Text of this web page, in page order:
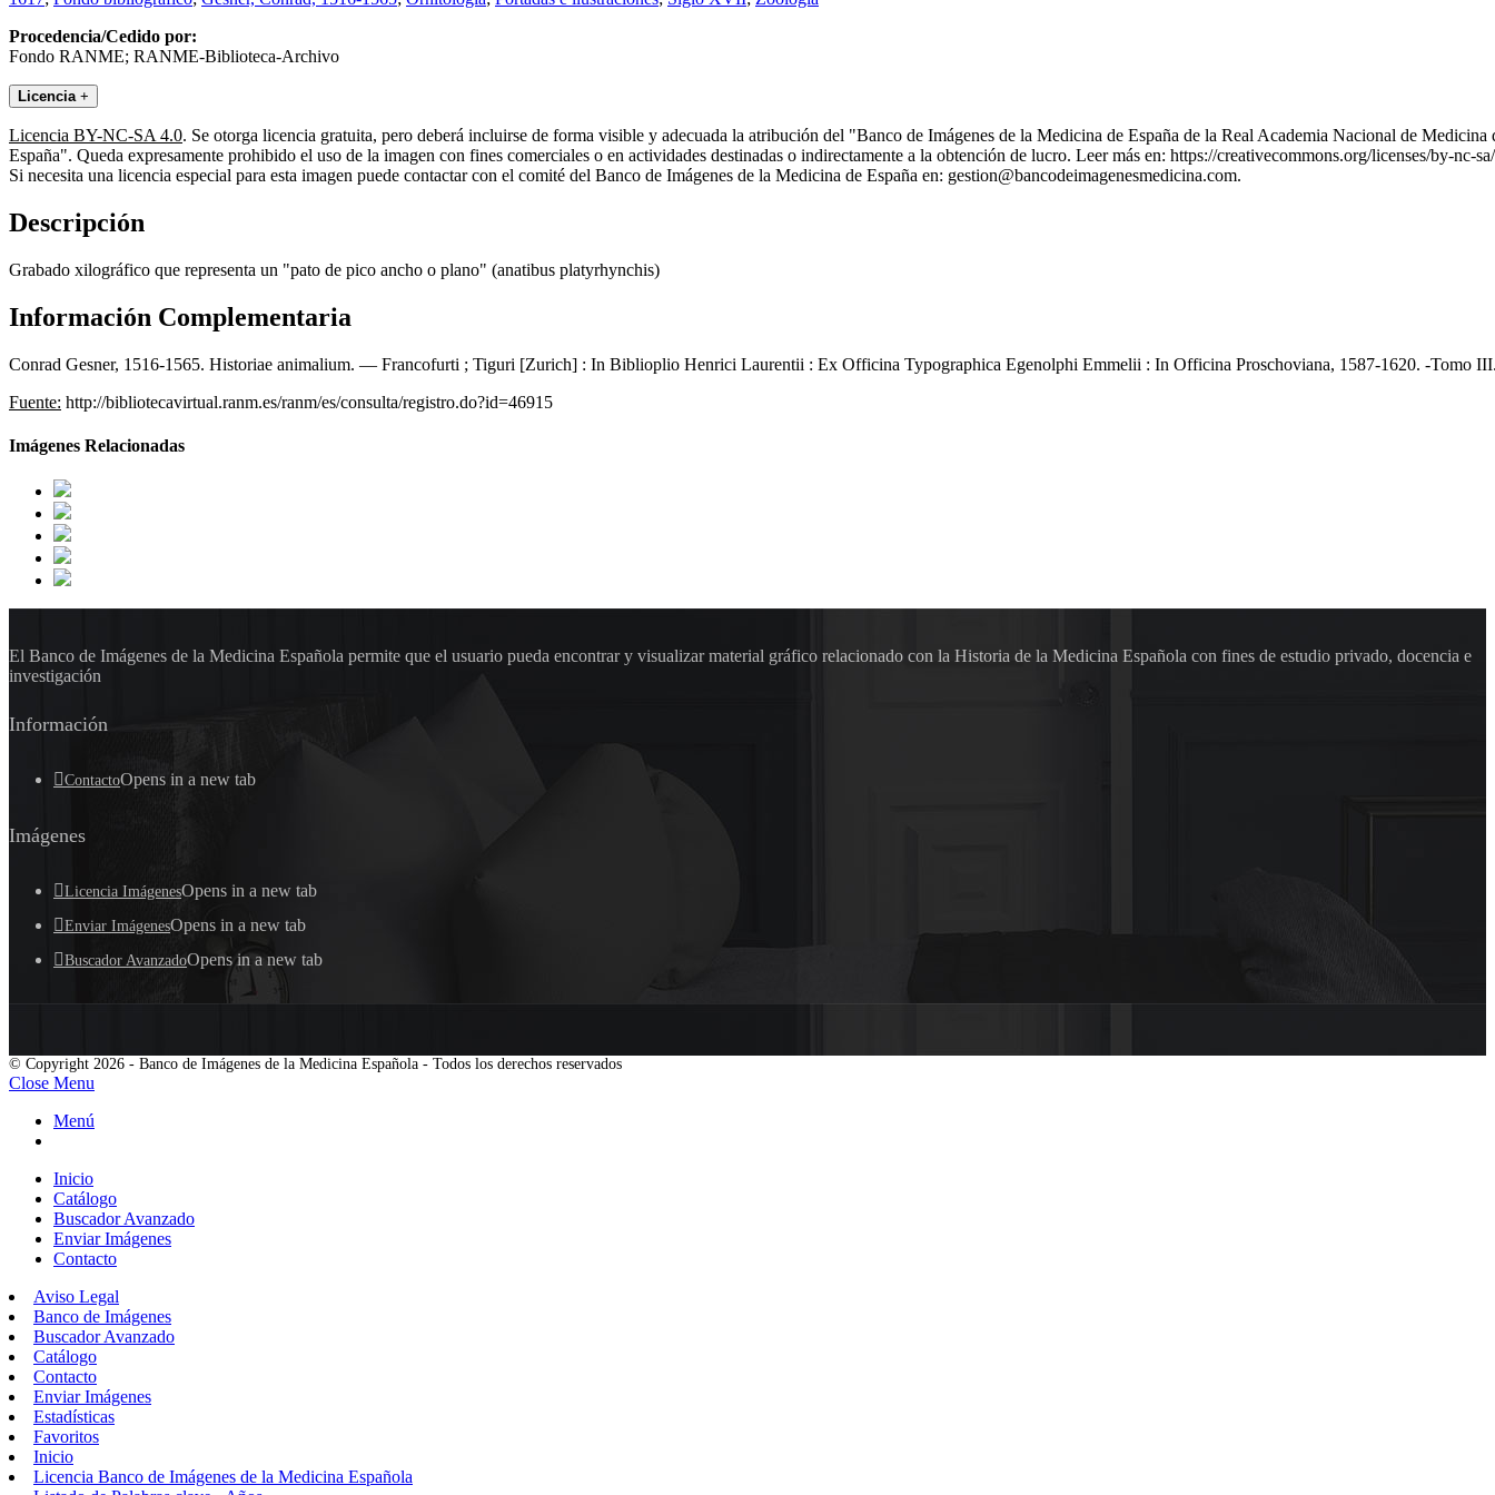
Procedencia/Cedido por:
Fondo RANME; RANME-Biblioteca-Archivo
Licencia +
Licencia BY-NC-SA 4.0. Se otorga licencia gratuita, pero deberá incluirse de forma visible y adecuada la atribución del "Banco de Imágenes de la Medicina de España de la Real Academia Nacional de Medicina
España". Queda expresamente prohibido el uso de la imagen con fines comerciales o en actividades destinadas o indirectamente a la obtención de lucro. Leer más en: https://creativecommons.org/licenses/by-nc-
Si necesita una licencia especial para esta imagen puede contactar con el comité del Banco de Imágenes de la Medicina de España en: gestion@bancodeimagenesmedicina.com.
Descripción
Grabado xilográfico que representa un "pato de pico ancho o plano" (anatibus platyrhynchis)
Información Complementaria
Conrad Gesner, 1516-1565. Historiae animalium. — Francofurti ; Tiguri [Zurich] : In Biblioplio Henrici Laurentii : Ex Officina Typographica Egenolphi Emmelii : In Officina Proschoviana, 1587-1620. -Tomo
Fuente: http://bibliotecavirtual.ranm.es/ranm/es/consulta/registro.do?id=46915
Imágenes Relacionadas
El Banco de Imágenes de la Medicina Española permite que el usuario pueda encontrar y visualizar material gráfico relacionado con la Historia de la Medicina Española con fines de estudio privado, docencia e
investigación
Información
ContactoOpens in a new tab
Imágenes
Licencia ImágenesOpens in a new tab
Enviar ImágenesOpens in a new tab
Buscador AvanzadoOpens in a new tab
© Copyright 2026 - Banco de Imágenes de la Medicina Española - Todos los derechos reservados
Close Menu
Menú
Inicio
Catálogo
Buscador Avanzado
Enviar Imágenes
Contacto
Aviso Legal
Banco de Imágenes
Buscador Avanzado
Catálogo
Contacto
Enviar Imágenes
Estadísticas
Favoritos
Inicio
Licencia Banco de Imágenes de la Medicina Española